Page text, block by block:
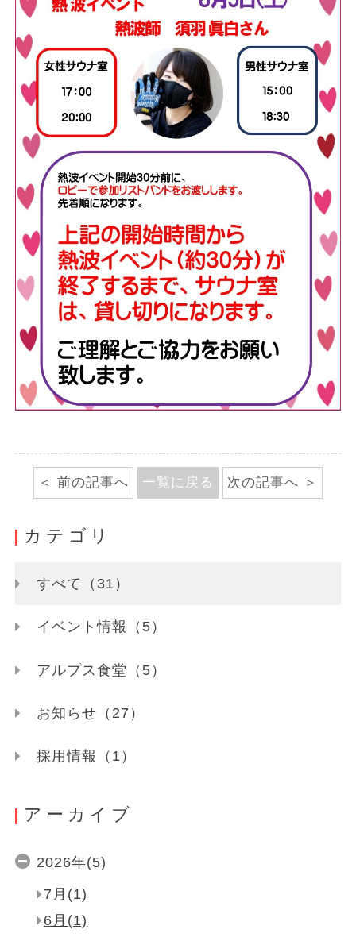
前の記事へ 一覧に戻る 次の記事へ
カテゴリ
すべて（31）
イベント情報（5）
アルプス食堂（5）
お知らせ（27）
採用情報（1）
アーカイブ
2026年(5)
7月(1)
6月(1)